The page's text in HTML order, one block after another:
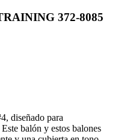
372-8085
diseñado para
balón y estos balones